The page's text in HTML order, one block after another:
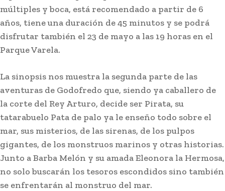
múltiples y boca, está recomendado a partir de 6
años, tiene una duración de 45 minutos y se podrá
disfrutar también el 23 de mayo a las 19 horas en el
Parque Varela.
La sinopsis nos muestra la segunda parte de las
aventuras de Godofredo que, siendo ya caballero de
la corte del Rey Arturo, decide ser Pirata, su
tatarabuelo Pata de palo ya le enseño todo sobre el
mar, sus misterios, de las sirenas, de los pulpos
gigantes, de los monstruos marinos y otras historias.
Junto a Barba Melón y su amada Eleonora la Hermosa,
no solo buscarán los tesoros escondidos sino también
se enfrentarán al monstruo del mar.